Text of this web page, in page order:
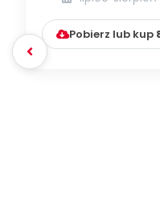
okazji Dnia
Pobierz lub kup